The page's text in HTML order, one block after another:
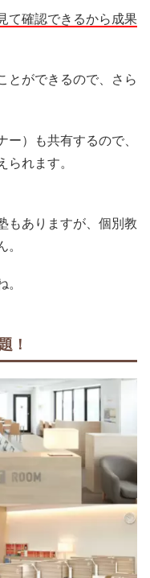
て確認できるから成果
とができるので、さら
）も共有するので、
れます。
もありますが、個別教
！